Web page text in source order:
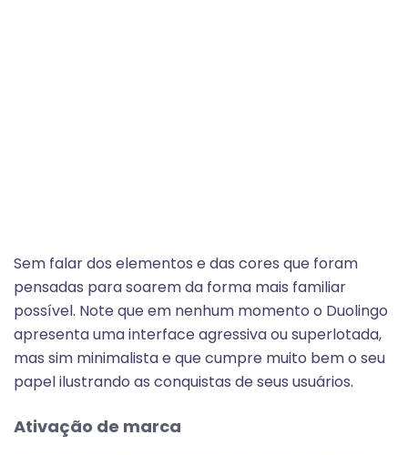
Sem falar dos elementos e das cores que foram
pensadas para soarem da forma mais familiar
possível. Note que em nenhum momento o Duolingo
apresenta uma interface agressiva ou superlotada,
mas sim minimalista e que cumpre muito bem o seu
papel ilustrando as conquistas de seus usuários.
Ativação de marca